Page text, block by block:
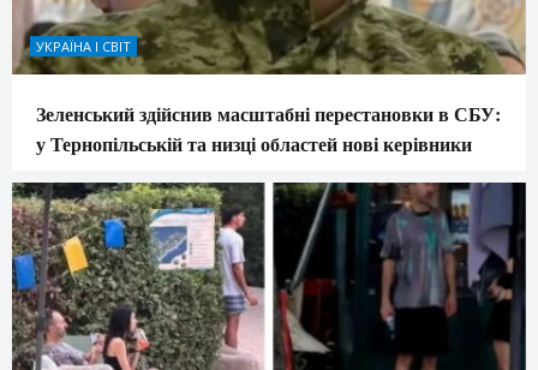
УКРАЇНА І СВІТ
Зеленський здійснив масштабні перестановки в СБУ:
у Тернопільській та низці областей нові керівники